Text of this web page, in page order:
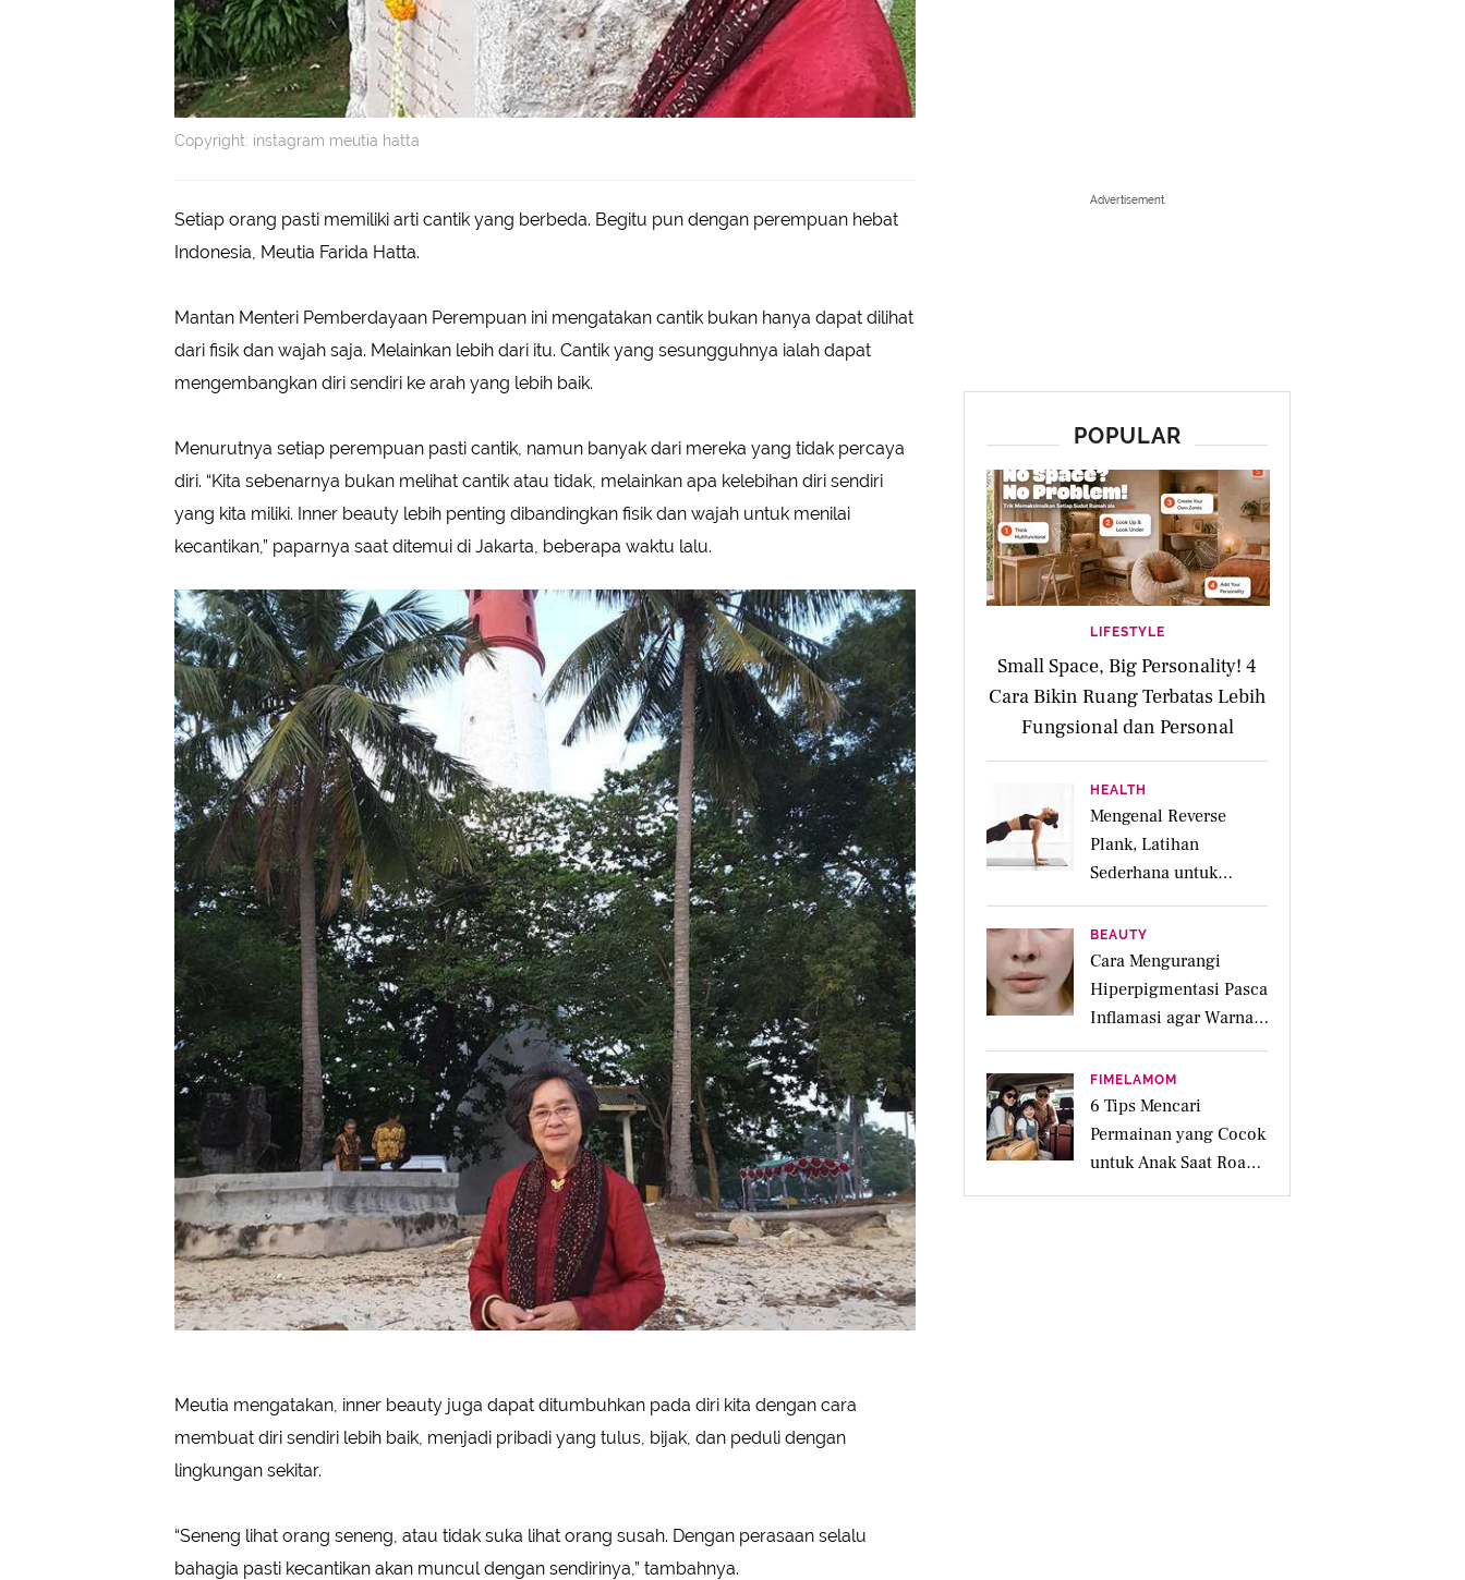
Copyright: instagram meutia hatta
Setiap orang pasti memiliki arti cantik yang berbeda. Begitu pun dengan perempuan hebat
Indonesia, Meutia Farida Hatta.
Mantan Menteri Pemberdayaan Perempuan ini mengatakan cantik bukan hanya dapat dilihat
dari fisik dan wajah saja. Melainkan lebih dari itu. Cantik yang sesungguhnya ialah dapat
mengembangkan diri sendiri ke arah yang lebih baik.
Menurutnya setiap perempuan pasti cantik, namun banyak dari mereka yang tidak percaya
diri. “Kita sebenarnya bukan melihat cantik atau tidak, melainkan apa kelebihan diri sendiri
yang kita miliki. Inner beauty lebih penting dibandingkan fisik dan wajah untuk menilai
kecantikan,” paparnya saat ditemui di Jakarta, beberapa waktu lalu.
Meutia mengatakan, inner beauty juga dapat ditumbuhkan pada diri kita dengan cara
membuat diri sendiri lebih baik, menjadi pribadi yang tulus, bijak, dan peduli dengan
lingkungan sekitar.
“Seneng lihat orang seneng, atau tidak suka lihat orang susah. Dengan perasaan selalu
bahagia pasti kecantikan akan muncul dengan sendirinya,” tambahnya.
Advertisement
POPULAR
LIFESTYLE
Small Space, Big Personality! 4
Cara Bikin Ruang Terbatas Lebih
Fungsional dan Personal
HEALTH
Mengenal Reverse
Plank, Latihan
Sederhana untuk
Menguatkan Otot
Posterior dan Core
BEAUTY
Cara Mengurangi
Hiperpigmentasi Pasca
Inflamasi agar Warna
Kulit Lebih Merata
FIMELAMOM
6 Tips Mencari
Permainan yang Cocok
untuk Anak Saat Road
Trip Keluarga